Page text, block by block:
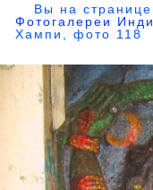
Вы на
Фотогалереи
Хампи, фото 118